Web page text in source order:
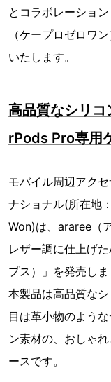
とコラボレーショ
（ケープロゼロワ
いたします。
高品質なシリ
rPods Pro専用
モバイル周辺アク
ナショナル(所在地
Won)は、araree（
レザー調に仕上げ
プス）」を発売しま
本製品は高品質な
目は革小物のよう
ン素材の、おしゃ
ースです。